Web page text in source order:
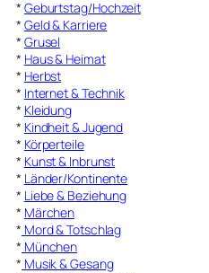
* Geburtstag/Hochzeit
* Geld & Karriere
* Grusel
* Haus & Heimat
* Herbst
* Internet & Technik
* Kleidung
* Kindheit & Jugend
* Körperteile
* Kunst & Inbrunst
* Länder/Kontinente
* Liebe & Beziehung
* Märchen
* Mord & Totschlag
* München
* Musik & Gesang